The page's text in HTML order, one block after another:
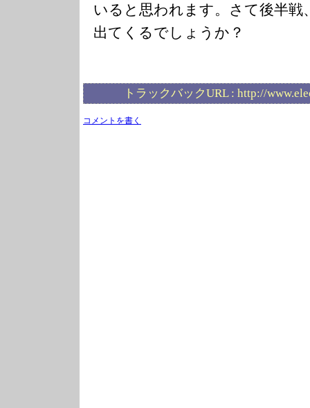
いると思われます。さて後半
出てくるでしょうか？
トラックバックURL : http://
コメントを書く